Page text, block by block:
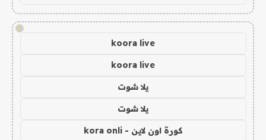
!
koora live
koora live
يلا شوت
يلا شوت
كورة اون لاين - kora onli